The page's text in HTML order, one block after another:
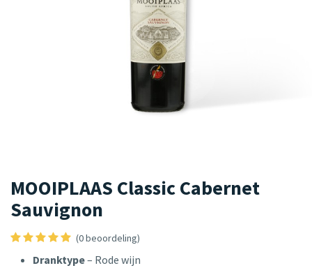
MOOIPLAAS Classic Cabernet
Sauvignon
(0 beoordeling)
Dranktype– Rode wijn